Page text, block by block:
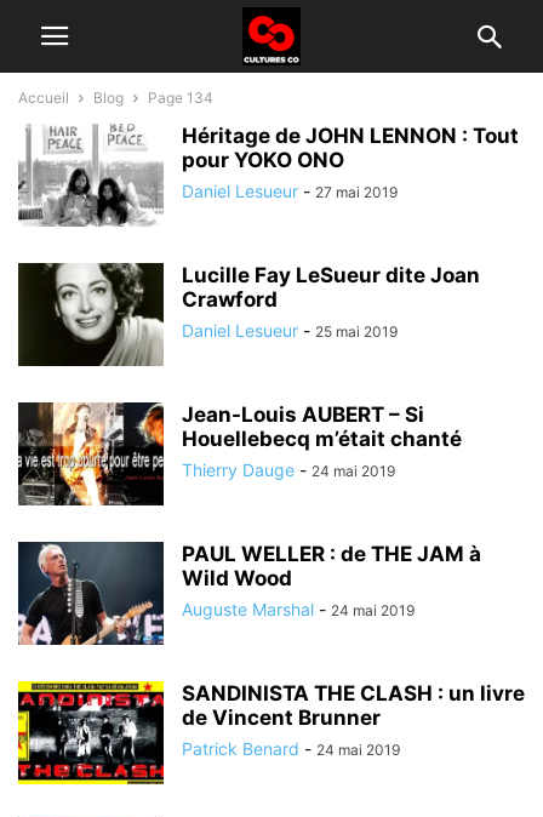
Accueil Blog Page 134
Héritage de JOHN LENNON : Tout
pour YOKO ONO
Daniel Lesueur - 27 mai 2019
Lucille Fay LeSueur dite Joan
Crawford
Daniel Lesueur - 25 mai 2019
Jean-Louis AUBERT – Si
Houellebecq m’était chanté
Thierry Dauge - 24 mai 2019
PAUL WELLER : de THE JAM à
Wild Wood
Auguste Marshal - 24 mai 2019
SANDINISTA THE CLASH : un livre
de Vincent Brunner
Patrick Benard - 24 mai 2019